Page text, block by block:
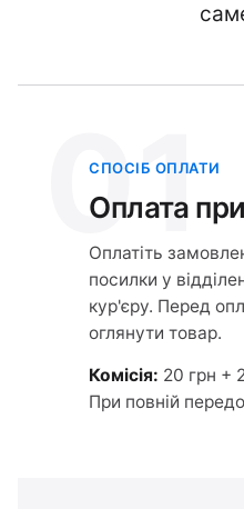
01
СПОСІБ ОПЛАТИ
Оплата
Оплатіть
посилки у
кур'єру. Перед
оглянути товар.
Комісія: 20 грн +
При повній